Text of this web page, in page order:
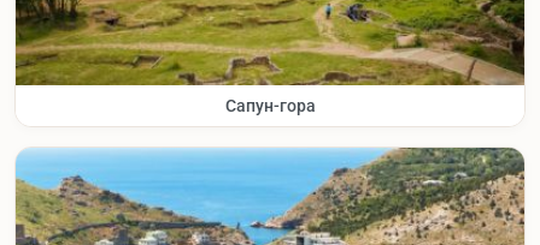
Сапун-гора